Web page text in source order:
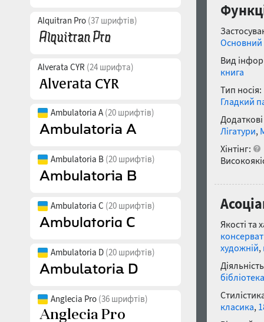
Alquitran Pro (37 шрифтів)
Alverata CYR (24 шрифта)
Ambulatoria A (20 шрифтів)
Ambulatoria B (20 шрифтів)
Ambulatoria C (20 шрифтів)
Ambulatoria D (20 шрифтів)
Anglecia Pro (36 шрифтів)
Основний
Вид
книга
Тип носія:
Гладкий
Лігатури,
Хінтінг:
Якості та
художній,
бібліотека
класика,